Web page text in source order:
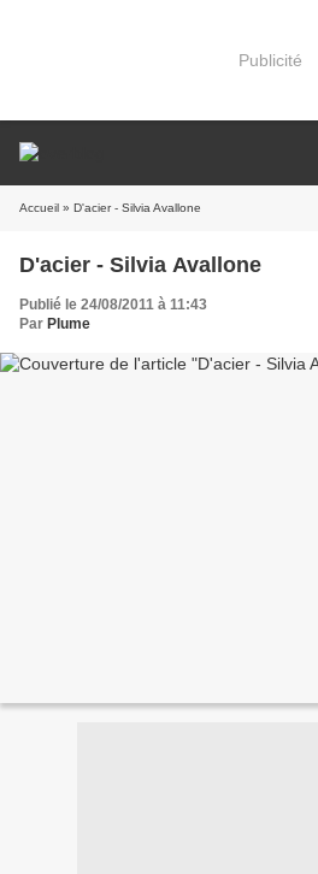
Publicité
Accueil » D'acier - Silvia Avallone
D'acier - Silvia Avallone
Publié le 24/08/2011 à 11:43
Par Plume